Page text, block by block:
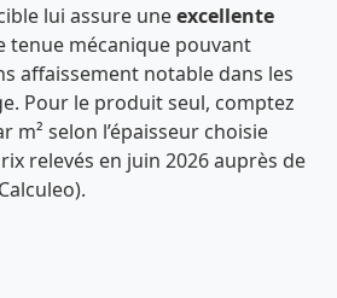
lui assure uneexcellente
tenue mécanique pouvant
affaissement notable dans les
Pour le produit seul, comptez
m² selon l’épaisseur choisie
relevés en juin 2026 auprès de